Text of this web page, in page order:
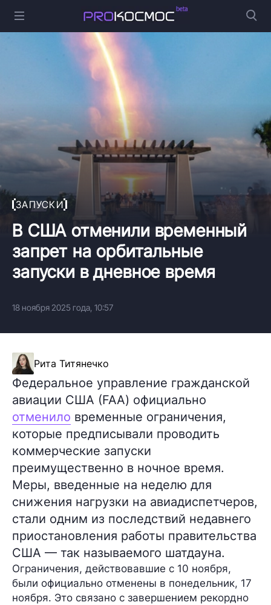
ЗАПУСКИ
В США отменили временный
запрет на орбитальные
запуски в дневное время
18 ноября 2025 года, 10:57
Рита Титянечко
Федеральное управление гражданской
авиации США (FAA) официально
отменило временные ограничения,
которые предписывали проводить
коммерческие запуски
преимущественно в ночное время.
Меры, введенные на неделю для
снижения нагрузки на авиадиспетчеров,
стали одним из последствий недавнего
приостановления работы правительства
США — так называемого шатдауна.
Ограничения, действовавшие с 10 ноября,
были официально отменены в понедельник, 17
ноября. Это связано с завершением рекордно